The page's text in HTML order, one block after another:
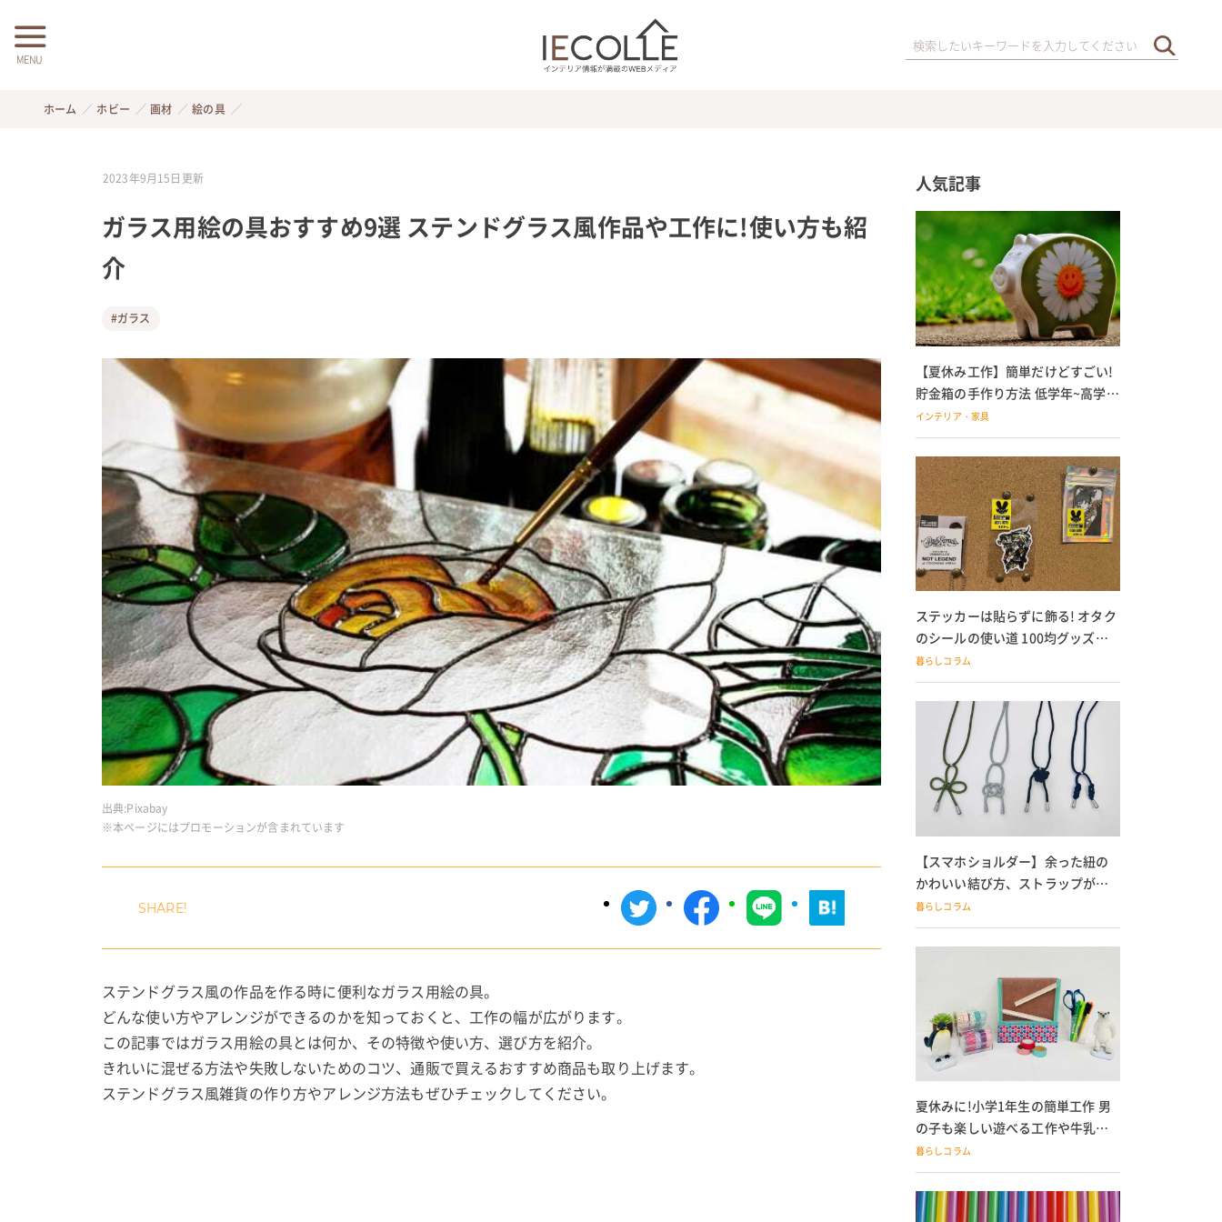
MENU
ホーム ホビー 画材 絵の具
2023年9月15日 更新
ガラス用絵の具おすすめ9選 ステンドグラス風作品や工作に!使い方も紹
介
#ガラス
出典:Pixabay
※本ページにはプロモーションが含まれています
ステンドグラス風の作品を作る時に便利なガラス用絵の具。
どんな使い方やアレンジができるのかを知っておくと、工作の幅が広がります。
この記事ではガラス用絵の具とは何か、その特徴や使い方、選び方を紹介。
きれいに混ぜる方法や失敗しないためのコツ、通販で買えるおすすめ商品も取り上げます。
ステンドグラス風雑貨の作り方やアレンジ方法もぜひチェックしてください。
人気記事
【夏休み工作】簡単だけどすごい!
貯金箱の手作り方法 低学年~高学年
の子どもにも
インテリア・家具
ステッカーは貼らずに飾る! オタク
のシールの使い道 100均グッズで
の飾り方も
暮らしコラム
【スマホショルダー】余った紐の
かわいい結び方、ストラップが落
ちる人必見
暮らしコラム
夏休みに!小学1年生の簡単工作 男
の子も楽しい遊べる工作や牛乳パ
ック貯金箱も
暮らしコラム